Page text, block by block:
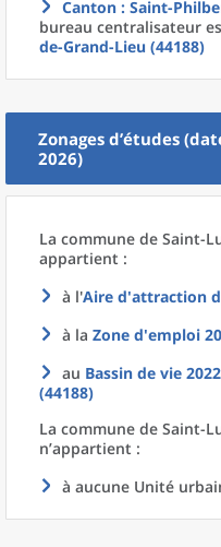
Canton : Saint-
bureau centralisateur
de-Grand-Lieu (44188)
Zonages d’études
2026)
La commune de Saint-
appartient :
à l'Aire d'attraction
à la Zone d'emploi
au Bassin de vie 2022
(44188)
La commune de Saint-
n’appartient :
à aucune Unité